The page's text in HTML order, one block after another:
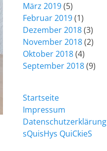
März 2019(5)
Februar 2019(1)
Dezember 2018(3)
November 2018(2)
Oktober 2018(4)
September 2018(9)
Startseite
Impressum
Datenschutzerklärung
sQuisHys QuiCkieS